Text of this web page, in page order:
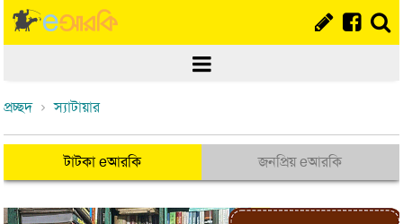
প্রচ্ছদ স্যাটায়ার
জনপ্রিয় eআরকি
টাটকা eআরকি